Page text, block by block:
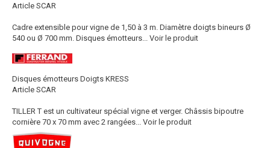
Article SCAR
Cadre extensible pour vigne de 1,50 à 3 m. Diamètre doigts bineurs Ø
540 ou Ø 700 mm. Disques émotteurs...
Voir le produit
Disques émotteurs Doigts KRESS
Article SCAR
TILLER T est un cultivateur spécial vigne et verger. Châssis bipoutre
cornière 70 x 70 mm avec 2 rangées...
Voir le produit